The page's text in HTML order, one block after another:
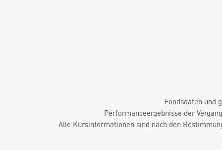
Fondsdaten und
Performanceergebnisse der
Alle Kursinformationen sind nach den